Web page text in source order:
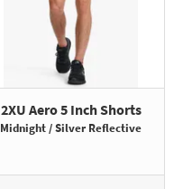
2XU Aero 5 Inch Shorts
Midnight / Silver Reflective